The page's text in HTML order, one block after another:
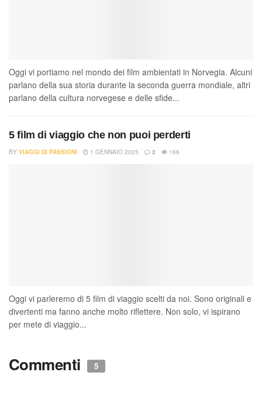
Oggi vi portiamo nel mondo dei film ambientati in Norvegia. Alcuni
parlano della sua storia durante la seconda guerra mondiale, altri
parlano della cultura norvegese e delle sfide...
5 film di viaggio che non puoi perderti
BY VIAGGI DI PASSIONI 1 GENNAIO 2025 2 166
Oggi vi parleremo di 5 film di viaggio scelti da noi. Sono originali e
divertenti ma fanno anche molto riflettere. Non solo, vi ispirano
per mete di viaggio...
Commenti 5